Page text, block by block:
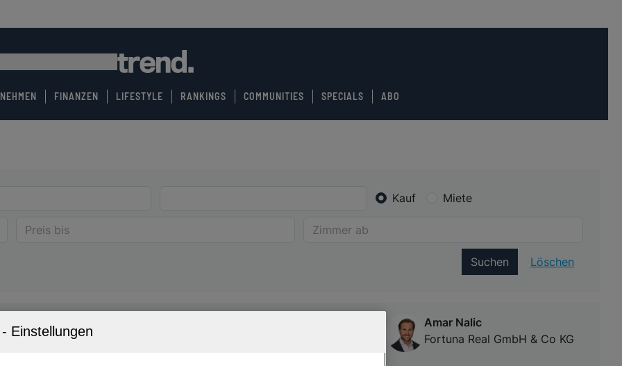
FINANZEN LIFESTYLE RANKINGS COMMUNITIES SPECIALS ABO
Kauf Miete
Suchen Löschen
mit Abbruchhaus in Michelhausen
Amar Nalic
Fortuna Real GmbH & Co KG